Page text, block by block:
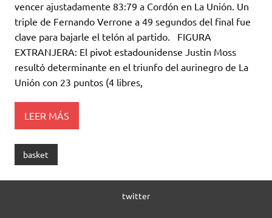
te
r
s
A
p
p
b
o
o
k
p
ar
ti
r
vencer ajustadamente 83:79 a Cordón en La Unión. Un
triple de Fernando Verrone a 49 segundos del final fue
clave para bajarle el telón al partido. FIGURA
EXTRANJERA: El pivot estadounidense Justin Moss
resultó determinante en el triunfo del aurinegro de La
Unión con 23 puntos (4 libres,
LEER MÁS
basket
twitter